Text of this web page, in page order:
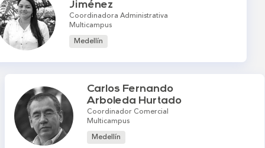
Jiménez
Coordinadora Administrativa
Multicampus
Medellín
Carlos Fernando
Arboleda Hurtado
Coordinador Comercial
Multicampus
Medellín